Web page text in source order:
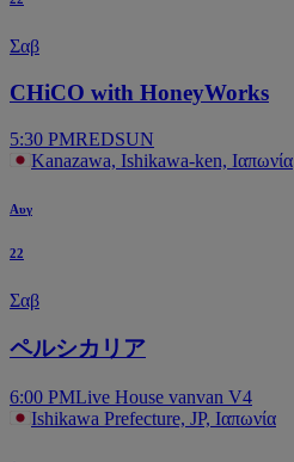
Σαβ
CHiCO with HoneyWorks
5:30 PMREDSUN
Kanazawa, Ishikawa-ken, Ιαπωνία
Αυγ
22
Σαβ
ペルシカリア
6:00 PMLive House vanvan V4
Ishikawa Prefecture, JP, Ιαπωνία